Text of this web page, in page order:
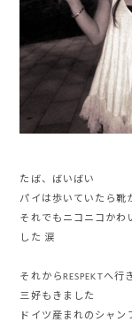
たば、ばいばい
パイは歩いていたら靴
それでもニコニコかわ
した 涙
それからRESPEKTへ行
三好もきました
ドイツ産まれのシャン